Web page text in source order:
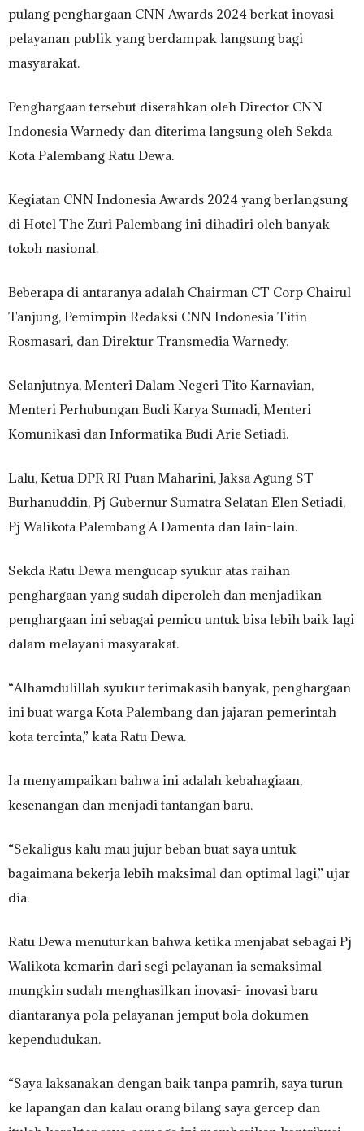
pulang penghargaan CNN Awards 2024 berkat inovasi
pelayanan publik yang berdampak langsung bagi
masyarakat.
Penghargaan tersebut diserahkan oleh Director CNN
Indonesia Warnedy dan diterima langsung oleh Sekda
Kota Palembang Ratu Dewa.
Kegiatan CNN Indonesia Awards 2024 yang berlangsung
di Hotel The Zuri Palembang ini dihadiri oleh banyak
tokoh nasional.
Beberapa di antaranya adalah Chairman CT Corp Chairul
Tanjung, Pemimpin Redaksi CNN Indonesia Titin
Rosmasari, dan Direktur Transmedia Warnedy.
Selanjutnya, Menteri Dalam Negeri Tito Karnavian,
Menteri Perhubungan Budi Karya Sumadi, Menteri
Komunikasi dan Informatika Budi Arie Setiadi.
Lalu, Ketua DPR RI Puan Maharini, Jaksa Agung ST
Burhanuddin, Pj Gubernur Sumatra Selatan Elen Setiadi,
Pj Walikota Palembang A Damenta dan lain-lain.
Sekda Ratu Dewa mengucap syukur atas raihan
penghargaan yang sudah diperoleh dan menjadikan
penghargaan ini sebagai pemicu untuk bisa lebih baik lagi
dalam melayani masyarakat.
“Alhamdulillah syukur terimakasih banyak, penghargaan
ini buat warga Kota Palembang dan jajaran pemerintah
kota tercinta,” kata Ratu Dewa.
Ia menyampaikan bahwa ini adalah kebahagiaan,
kesenangan dan menjadi tantangan baru.
“Sekaligus kalu mau jujur beban buat saya untuk
bagaimana bekerja lebih maksimal dan optimal lagi,” ujar
dia.
Ratu Dewa menuturkan bahwa ketika menjabat sebagai Pj
Walikota kemarin dari segi pelayanan ia semaksimal
mungkin sudah menghasilkan inovasi- inovasi baru
diantaranya pola pelayanan jemput bola dokumen
kependudukan.
“Saya laksanakan dengan baik tanpa pamrih, saya turun
ke lapangan dan kalau orang bilang saya gercep dan